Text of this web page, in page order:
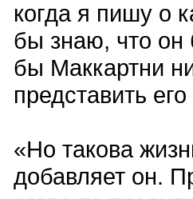
когда я пишу о
бы знаю, что он
бы Маккартни
представить
«Но такова
добавляет он.